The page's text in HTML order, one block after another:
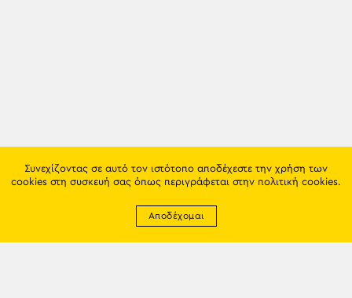
Συνεχίζοντας σε αυτό τον ιστότοπο αποδέχεστε την χρήση των
cookies στη συσκευή σας όπως περιγράφεται στην πολιτική cookies.
Αποδέχομαι